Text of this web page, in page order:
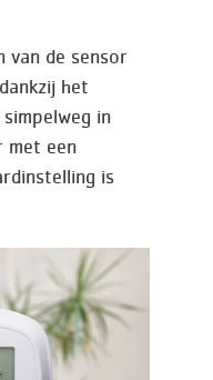
van de sensor
het
in
met een
is